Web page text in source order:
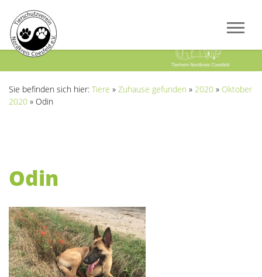
Sie befinden sich hier: Tiere » Zuhause gefunden » 2020 » Oktober
2020 » Odin
Odin